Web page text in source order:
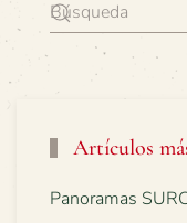
Artículos
Panoramas